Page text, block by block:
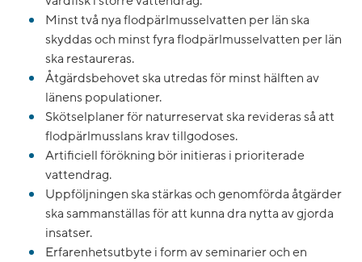
Minst två nya flodpärlmusselvatten per län ska
skyddas och minst fyra flodpärlmusselvatten per län
ska restaureras.
Åtgärdsbehovet ska utredas för minst hälften av
länens populationer.
Skötselplaner för naturreservat ska revideras så att
flodpärlmusslans krav tillgodoses.
Artificiell förökning bör initieras i prioriterade
vattendrag.
Uppföljningen ska stärkas och genomförda åtgärder
ska sammanställas för att kunna dra nytta av gjorda
insatser.
Erfarenhetsutbyte i form av seminarier och en